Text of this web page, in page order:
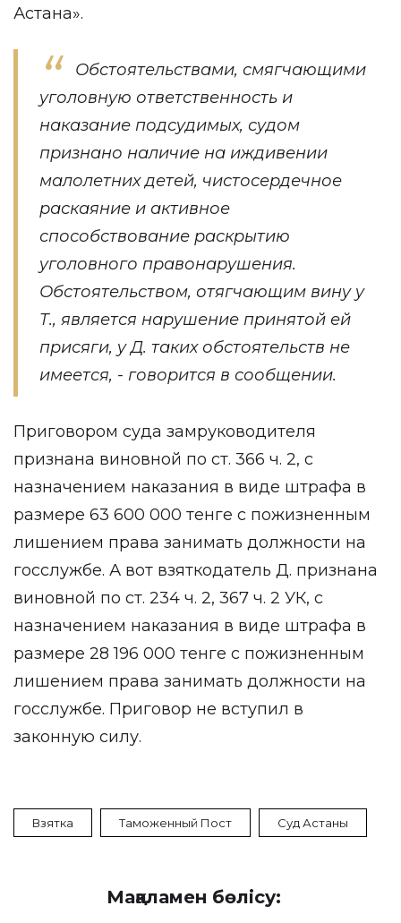
Астана».
Обстоятельствами, смягчающими
уголовную ответственность и
наказание подсудимых, судом
признано наличие на иждивении
малолетних детей, чистосердечное
раскаяние и активное
способствование раскрытию
уголовного правонарушения.
Обстоятельством, отягчающим вину у
Т., является нарушение принятой ей
присяги, у Д. таких обстоятельств не
имеется, - говорится в сообщении.
Приговором суда замруководителя
признана виновной по ст. 366 ч. 2, с
назначением наказания в виде штрафа в
размере 63 600 000 тенге с пожизненным
лишением права занимать должности на
госслужбе. А вот взяткодатель Д. признана
виновной по ст. 234 ч. 2, 367 ч. 2 УК, с
назначением наказания в виде штрафа в
размере 28 196 000 тенге с пожизненным
лишением права занимать должности на
госслужбе. Приговор не вступил в
законную силу.
Взятка Таможенный Пост Суд Астаны
Мақаламен бөлісу: